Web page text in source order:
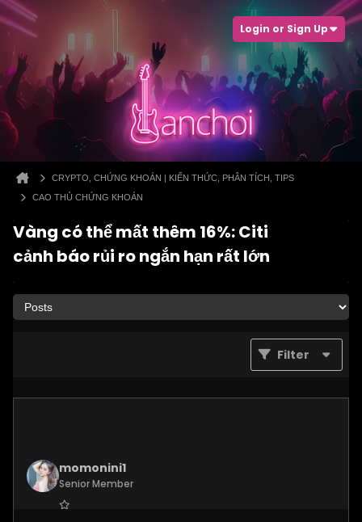
Login or Sign Up
CRYPTO, CHỨNG KHOÁN | KIẾN THỨC, PHÂN TÍCH, TIPS
CAO THỦ CHỨNG KHOÁN
Vàng có thể mất thêm 16%: Citi
cảnh báo rủi ro ngắn hạn rất lớn
Filter
momonini1
Senior Member